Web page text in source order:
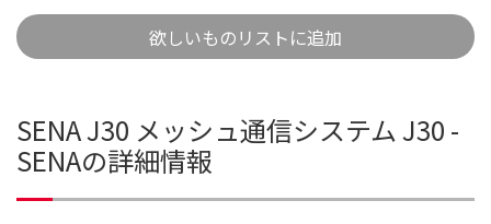
欲しいものリストに追加
SENA J30 メッシュ通信システム J30 -
SENAの詳細情報